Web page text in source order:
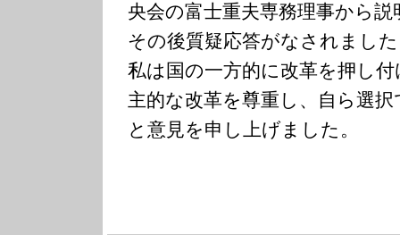
央会の富士重夫専務理事から
その後質疑応答がなされまし
私は国の一方的に改革を押し
主的な改革を尊重し、自ら選
と意見を申し上げました。